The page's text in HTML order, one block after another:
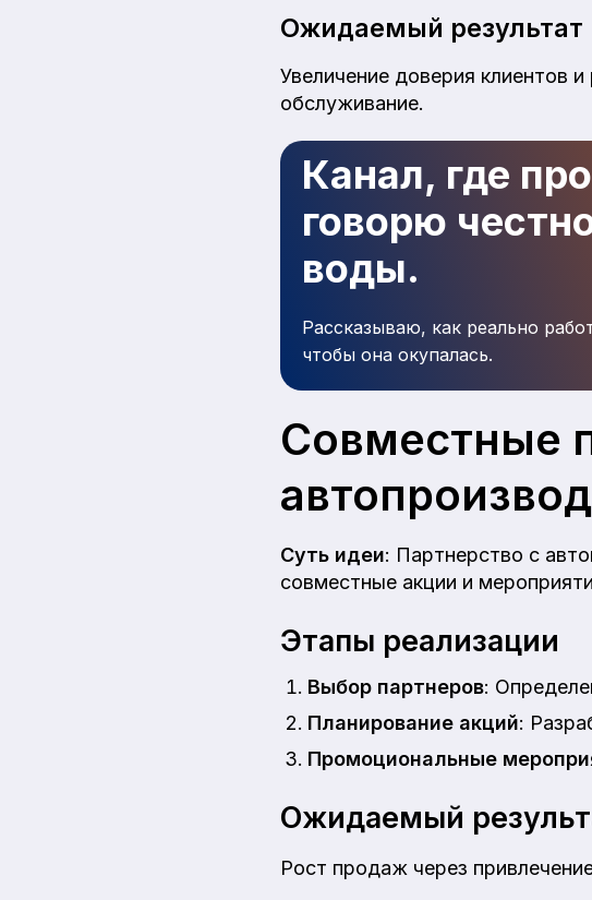
Ожидаемый результат
Увеличение доверия клиентов
обслуживание.
Канал, где
говорю
воды.
Рассказываю, как реально
чтобы она окупалась.
Совместные
Суть идеи: Партнерство с
совместные акции и
Этапы реализации
Выбор партнеров:
Планирование акций:
Промоциональные
Ожидаемый
Рост продаж через